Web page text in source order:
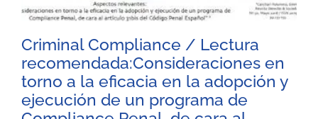
Criminal Compliance / Lectura
recomendada:Consideraciones en
torno a la eficacia en la adopción y
ejecución de un programa de